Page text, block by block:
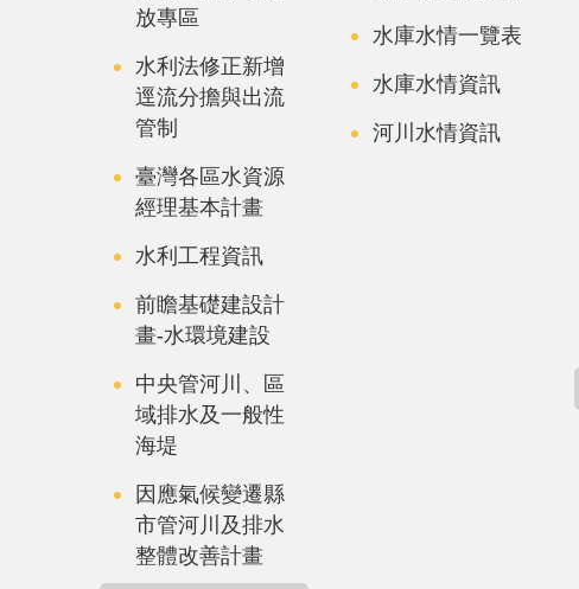
放專區
水利法修正新增
逕流分擔與出流
管制
臺灣各區水資源
經理基本計畫
水利工程資訊
前瞻基礎建設計
畫-水環境建設
中央管河川、區
域排水及一般性
海堤
因應氣候變遷縣
市管河川及排水
整體改善計畫
水庫水情一覽表
水庫水情資訊
河川水情資訊